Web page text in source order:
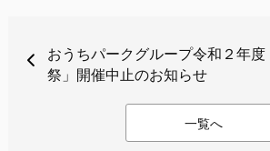
おうちパークグループ令和２年
祭」開催中止のお知らせ
一覧へ